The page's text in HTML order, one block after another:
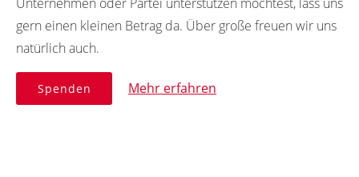
gern einen kleinen Betrag da. Über große freuen wir uns
natürlich auch.
Spenden Mehr erfahren